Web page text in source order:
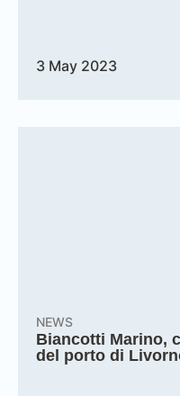
3 May 2023
NEWS
Biancotti Marino,
del porto di